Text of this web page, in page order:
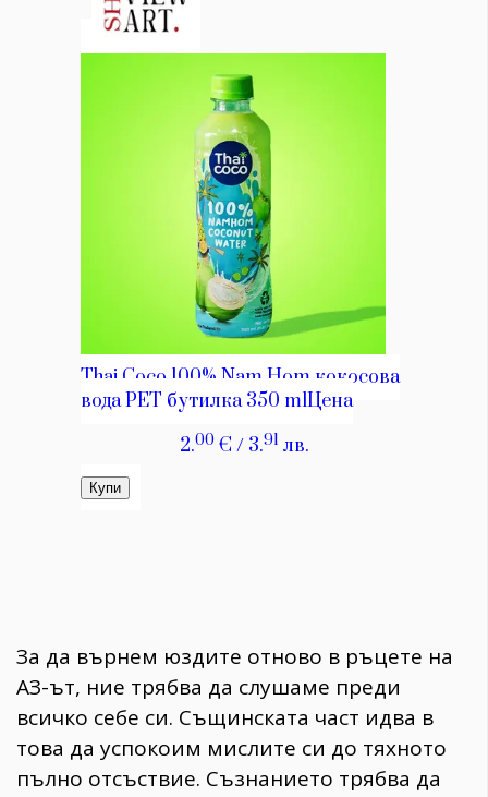
За да върнем юздите отново в ръцете на
АЗ-ът, ние трябва да слушаме преди
всичко себе си. Същинската част идва в
това да успокоим мислите си до тяхното
пълно отсъствие. Съзнанието трябва да